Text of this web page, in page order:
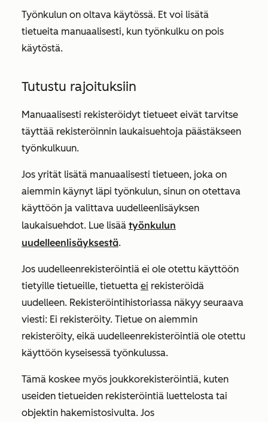
Työnkulun on oltava käytössä. Et voi lisätä
tietueita manuaalisesti, kun työnkulku on pois
käytöstä.
Tutustu rajoituksiin
Manuaalisesti rekisteröidyt tietueet eivät tarvitse
täyttää rekisteröinnin laukaisuehtoja päästäkseen
työnkulkuun.
Jos yrität lisätä manuaalisesti tietueen, joka on
aiemmin käynyt läpi työnkulun, sinun on otettava
käyttöön ja valittava uudelleenlisäyksen
laukaisuehdot. Lue lisää työnkulun
uudelleenlisäyksestä.
Jos uudelleenrekisteröintiä ei ole otettu käyttöön
tietyille tietueille, tietuetta ei rekisteröidä
uudelleen. Rekisteröintihistoriassa näkyy seuraava
viesti: Ei rekisteröity. Tietue on aiemmin
rekisteröity, eikä uudelleenrekisteröintiä ole otettu
käyttöön kyseisessä työnkulussa.
Tämä koskee myös joukkorekisteröintiä, kuten
useiden tietueiden rekisteröintiä luettelosta tai
objektin hakemistosivulta. Jos